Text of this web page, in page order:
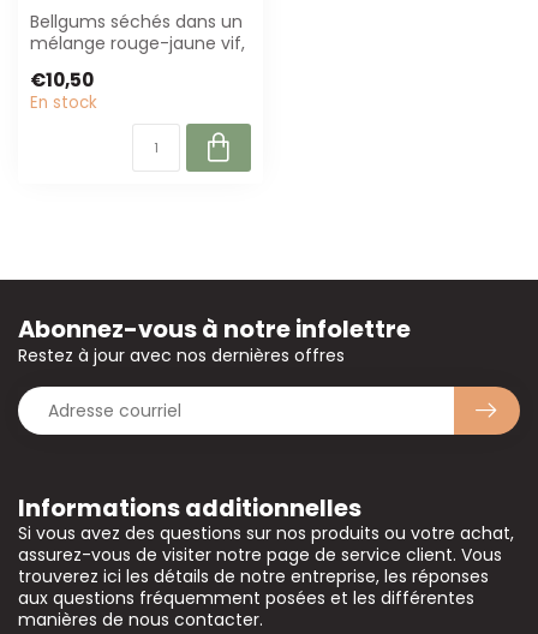
Bellgums séchés dans un
mélange rouge-jaune vif,
pour les...
€10,50
En stock
Informations additionnelles
Si vous avez des questions sur nos produits ou votre achat,
assurez-vous de visiter notre page de service client. Vous
trouverez ici les détails de notre entreprise, les réponses
aux questions fréquemment posées et les différentes
manières de nous contacter.
Abonnez-vous à notre infolettre
Restez à jour avec nos dernières offres